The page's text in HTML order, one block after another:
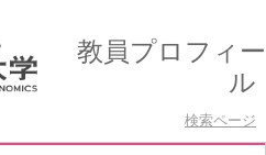
教員プロフィー
ル
検索ページ